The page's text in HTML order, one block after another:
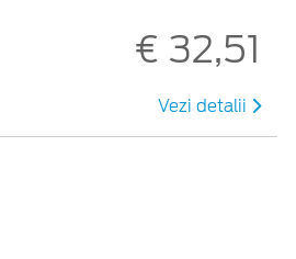
€ 32,51
Vezi detalii